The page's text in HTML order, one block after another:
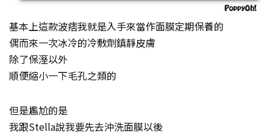
基本上這款波痞我就是入手來當作面膜定期保養的
偶而來一次冰冷的冷敷劑鎮靜皮膚
除了保溼以外
順便縮小一下毛孔之類的
但是尷尬的是
我跟Stella說我要先去沖洗面膜以後